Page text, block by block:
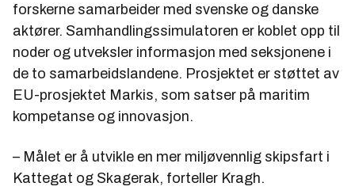
forskerne samarbeider med svenske og danske
aktører. Samhandlingssimulatoren er koblet opp til
noder og utveksler informasjon med seksjonene i
de to samarbeidslandene. Prosjektet er støttet av
EU-prosjektet Markis, som satser på maritim
kompetanse og innovasjon.
– Målet er å utvikle en mer miljøvennlig skipsfart i
Kattegat og Skagerak, forteller Kragh.